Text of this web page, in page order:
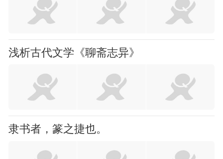
浅析古代文学《聊斋志异》
隶书者，篆之捷也。